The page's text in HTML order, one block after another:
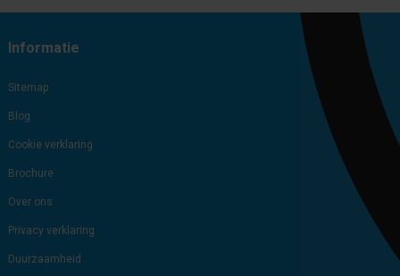
Informatie
Sitemap
Blog
Cookie verklaring
Brochure
Over ons
Privacy verklaring
Duurzaamheid